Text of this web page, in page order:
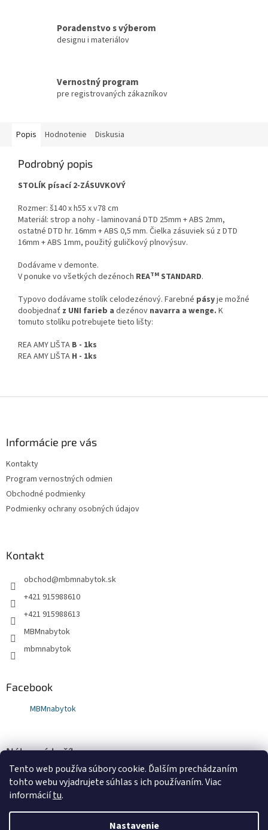
Tento web používa súbory cookie. Ďalším prechádzaním
tohto webu vyjadrujete súhlas s ich používaním. Viac
informáciítu.
Nastavenie
Poradenstvo s výberom
designu i materiálov
Vernostný program
pre registrovaných zákazníkov
Popis Hodnotenie Diskusia
Podrobný popis
STOLÍK písací 2-ZÁSUVKOVÝ
Rozmer: š140 x h55 x v78 cm
Materiál: strop a nohy - laminovaná DTD 25mm + ABS 2mm,
ostatné DTD hr. 16mm + ABS 0,5 mm. Čielka zásuviek sú z DTD
16mm + ABS 1mm, použitý guličkový plnovýsuv.
Dodávame v demonte.
V ponuke vo všetkých dezénoch REATM STANDARD.
Typovo dodávame stolík celodezénový. Farebné pásyje možné
doobjednať z UNI farieb a dezénov navarra a wenge. K
tomuto stolíku potrebujete tieto lišty:
REA AMY LIŠTA B - 1ks
REA AMY LIŠTA H - 1ks
Informácie pre vás
Kontakty
Program vernostných odmien
Obchodné podmienky
Podmienky ochrany osobných údajov
Kontakt
obchod@mbmnabytok.sk
+421 915988610
+421 915988613
MBMnabytok
mbmnabytok
Facebook
MBMnabytok
Nákupný košík
0KS / €0
Vytvoril Shoptet &